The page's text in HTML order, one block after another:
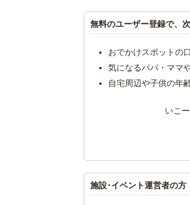
無料のユーザー登録で、
おでかけスポットの
気になるパパ・ママ
自宅周辺や子供の年
いこ
施設･イベント運営者の方